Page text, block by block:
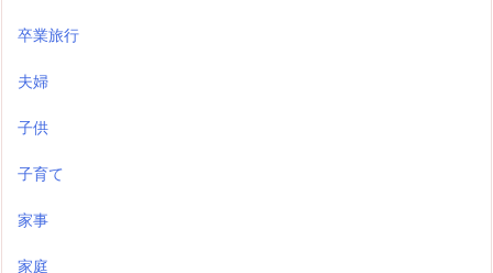
卒業旅行
夫婦
子供
子育て
家事
家庭